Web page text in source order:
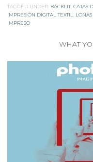
TAGGED UNDER: BACKLIT, CAJAS
IMPRESIÓN DIGITAL TEXTIL
IMPRESO
WHAT